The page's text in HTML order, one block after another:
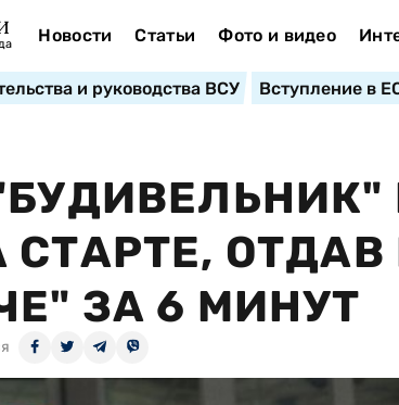
Новости Статьи Фото и видео
и руководства ВСУ Вступление в
СТАРТЕ, ОТДАВ
ЗА 6 МИНУТ